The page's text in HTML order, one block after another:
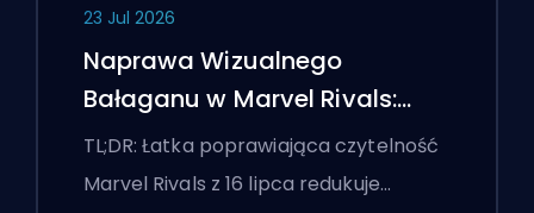
23 Jul 2026
Naprawa Wizualnego
Bałaganu w Marvel Rivals:
Najlepsze Ustawienia
Konkurencyjne Po Łatce z 16
TL;DR: Łatka poprawiająca czytelność
Marvel Rivals z 16 lipca redukuje…